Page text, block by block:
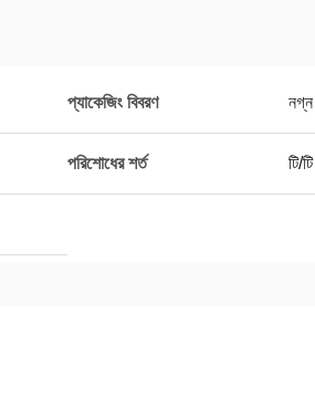
প্যাকেজিং বিবরণ নগ্ন
পরিশোধের শর্ত টি/টি